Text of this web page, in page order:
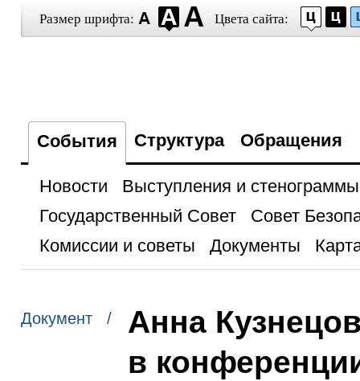
Размер шрифта: Цвета сайта:
События Структура Обращения
Новости
Выступления и стенограммы
Государственный Совет
Совет
Комиссии и советы
Документы
Документ /
Анна
в